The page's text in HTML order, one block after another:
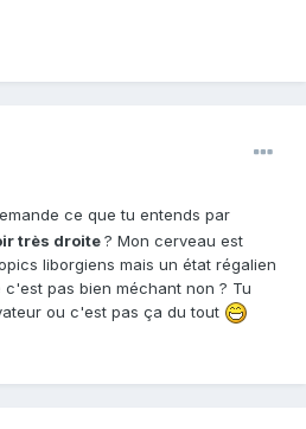
ce que tu entends par
très droite? Mon cerveau est
liborgiens mais un état régalien
pas bien méchant non ? Tu
ou c'est pas ça du tout